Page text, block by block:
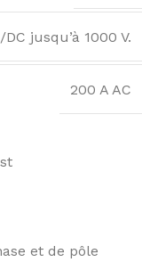
DC jusqu’à 1000 V.
200 A AC
et de pôle